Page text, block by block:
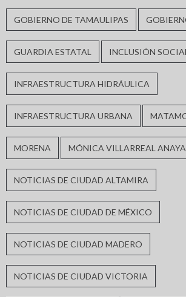
GOBIERNO DE TAMAULIPAS
GUARDIA ESTATAL INCLUSIÓN SOCIAL
INFRAESTRUCTURA HIDRÁULICA
INFRAESTRUCTURA URBANA
MORENA MÓNICA VILLARREAL ANAYA
NOTICIAS DE CIUDAD ALTAMIRA
NOTICIAS DE CIUDAD DE MÉXICO
NOTICIAS DE CIUDAD MADERO
NOTICIAS DE CIUDAD VICTORIA